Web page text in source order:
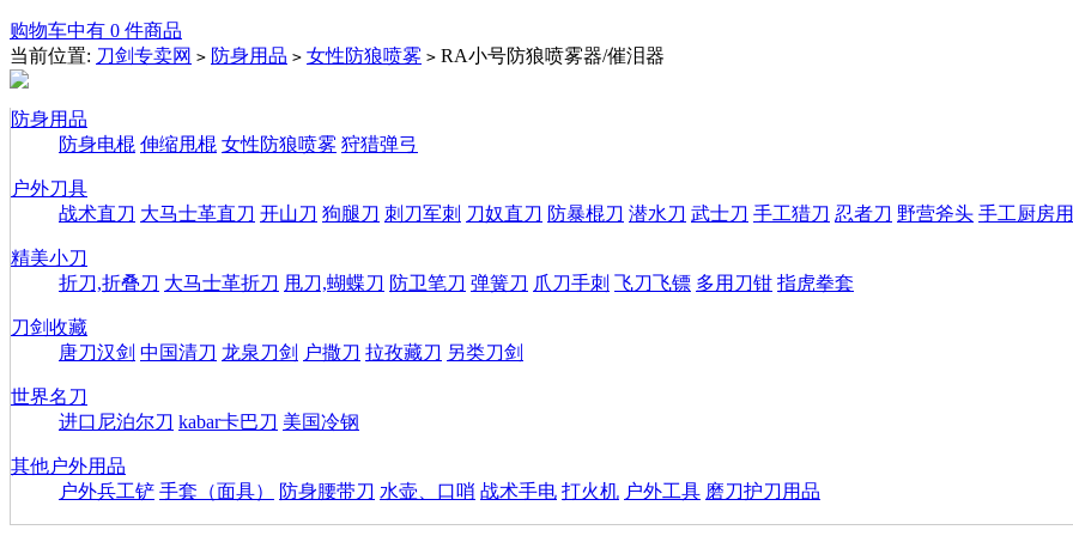
购物车中有 0 件商品
当前位置: 刀剑专卖网 > 防身用品 > 女性防狼喷雾 > RA小号防狼喷雾器/催泪器
防身用品
防身电棍 伸缩甩棍 女性防狼喷雾 狩猎弹弓
户外刀具
战术直刀 大马士革直刀 开山刀 狗腿刀 刺刀军刺 刀奴直刀 防暴棍刀 潜水刀 武士刀 手工猎刀 忍者刀 野营斧头 手工厨房
精美小刀
折刀,折叠刀 大马士革折刀 甩刀,蝴蝶刀 防卫笔刀 弹簧刀 爪刀手刺 飞刀飞镖 多用刀钳 指虎拳套
刀剑收藏
唐刀汉剑 中国清刀 龙泉刀剑 户撒刀 拉孜藏刀 另类刀剑
世界名刀
进口尼泊尔刀 kabar卡巴刀 美国冷钢
其他户外用品
户外兵工铲 手套（面具） 防身腰带刀 水壶、口哨 战术手电 打火机 户外工具 磨刀护刀用品